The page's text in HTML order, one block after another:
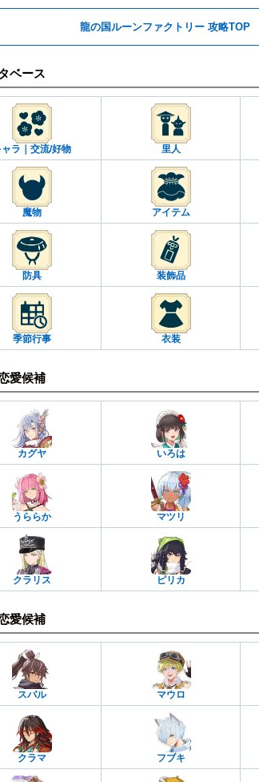
龍の国ルーンファクトリー 攻略TOP
ベース
ャラ｜交流/好物 里人
魔物 アイテム
防具 装飾品
季節行事 衣装
愛候補
カグヤ いろは
うららか マツリ
クラリス ピリカ
愛候補
スバル マウロ
クラマ フブキ